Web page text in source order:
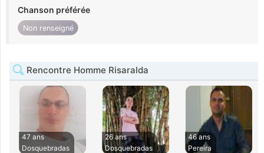
Chanson préférée
Non renseigné
Rencontre Homme Risaralda
47 ans
Dosquebradas
26 ans
Dosquebradas
46 ans
Pereira